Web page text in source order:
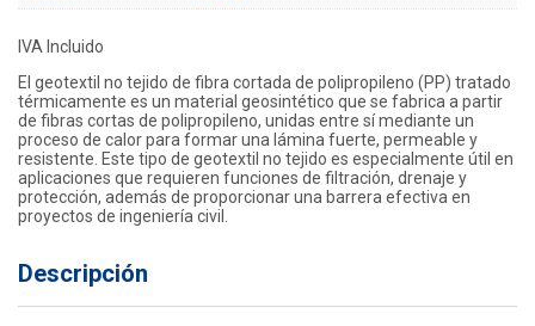
IVA Incluido
El geotextil no tejido de fibra cortada de polipropileno (PP) tratado
térmicamente es un material geosintético que se fabrica a partir
de fibras cortas de polipropileno, unidas entre sí mediante un
proceso de calor para formar una lámina fuerte, permeable y
resistente. Este tipo de geotextil no tejido es especialmente útil en
aplicaciones que requieren funciones de filtración, drenaje y
protección, además de proporcionar una barrera efectiva en
proyectos de ingeniería civil.
Descripción